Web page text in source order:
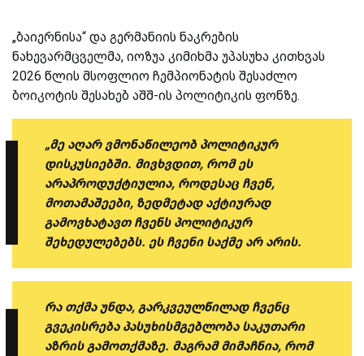
„ბაიერნისა“ და გერმანიის ნაკრების
ნახევარმცველმა, იოზუა კიმიხმა უპასუხა კითხვას
2026 წლის მსოფლიო ჩემპიონატის შესაძლო
ბოიკოტის შესახებ აშშ-ის პოლიტიკის ფონზე.
„მე აღარ ვმონაწილეობ პოლიტიკურ
დისკუსიებში. მივხვდით, რომ ეს
არაპროდუქტიულია, როდესაც ჩვენ,
მოთამაშეები, ზედმეტად აქტიურად
გამოვხატავთ ჩვენს პოლიტიკურ
შეხედულებებს. ეს ჩვენი საქმე არ არის.
რა თქმა უნდა, გარკვეულწილად ჩვენც
გვეკისრება პასუხისმგებლობა საკუთარი
აზრის გამოთქმაზე. მაგრამ მიმაჩნია, რომ